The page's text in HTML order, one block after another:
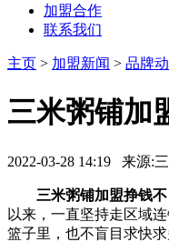
加盟合作
联系我们
主页 > 加盟新闻 > 品牌
三米粥铺加
2022-03-28 14:19 来源:
三米粥铺加盟挣钱
以来，一直坚持走区域
篮子里，也不盲目求快